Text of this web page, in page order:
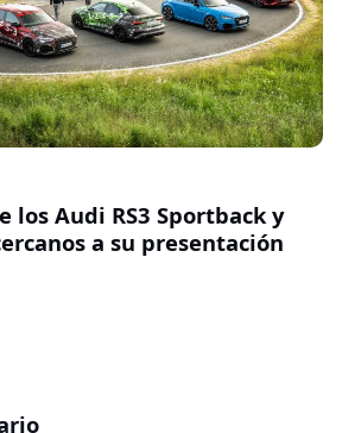
los Audi RS3 Sportback y
a su presentación